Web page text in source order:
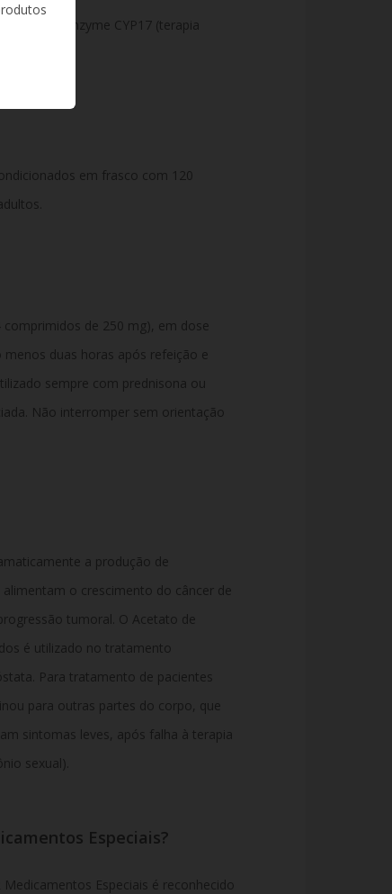
enzyme CYP17 (terapia
em frasco com 120
de 250 mg), em dose
duas horas após refeição e
sempre com prednisona ou
Não interromper sem orientação
a produção de
o crescimento do câncer de
tumoral. O Acetato de
é utilizado no tratamento
Para tratamento de pacientes
para outras partes do corpo, que
sintomas leves, após falha à terapia
sexual).
Especiais?
Especiais é reconhecido